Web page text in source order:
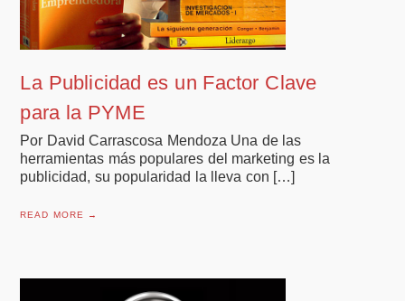
La Publicidad es un Factor Clave
para la PYME
Por David Carrascosa Mendoza Una de las
herramientas más populares del marketing es la
publicidad, su popularidad la lleva con […]
READ MORE →